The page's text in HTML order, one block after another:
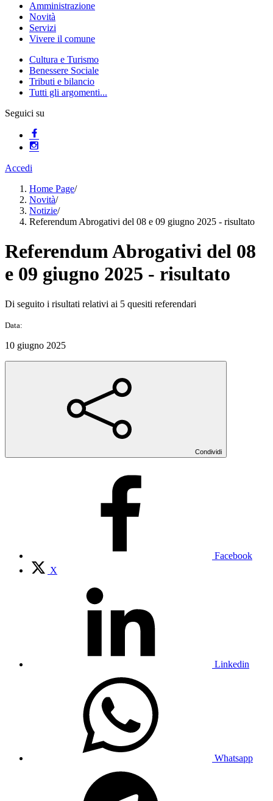
Amministrazione
Novità
Servizi
Vivere il comune
Cultura e Turismo
Benessere Sociale
Tributi e bilancio
Tutti gli argomenti...
Seguici su
Accedi
Home Page/
Novità/
Notizie/
Referendum Abrogativi del 08 e 09 giugno 2025 - risultato
Referendum Abrogativi del 08
e 09 giugno 2025 - risultato
Di seguito i risultati relativi ai 5 quesiti referendari
Data:
10 giugno 2025
Condividi
Facebook
X
Linkedin
Whatsapp